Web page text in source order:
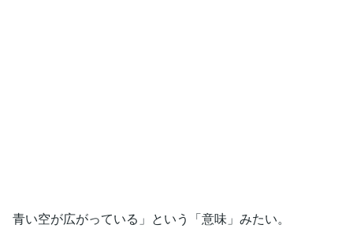
青い空が広がっている」という「意味」みたい。